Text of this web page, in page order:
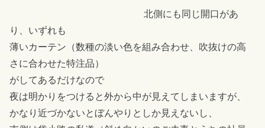
北側にも同じ開口があ
り、いずれも
薄いカーテン（数種の淡い色を組み合わせ、吹抜けの高
さに合わせた特注品）
がしてあるだけなので
夜は明かりをつけると外から中が見えてしまいますが、
かなり近づかないとぼんやりとしか見えないし、